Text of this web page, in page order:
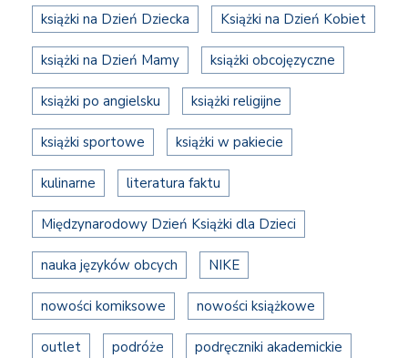
książki na Dzień Dziecka Książki na Dzień Kobiet
książki na Dzień Mamy książki obcojęzyczne
książki po angielsku książki religijne
książki sportowe książki w pakiecie
kulinarne literatura faktu
Międzynarodowy Dzień Książki dla Dzieci
nauka języków obcych NIKE
nowości komiksowe nowości książkowe
outlet podróże podręczniki akademickie